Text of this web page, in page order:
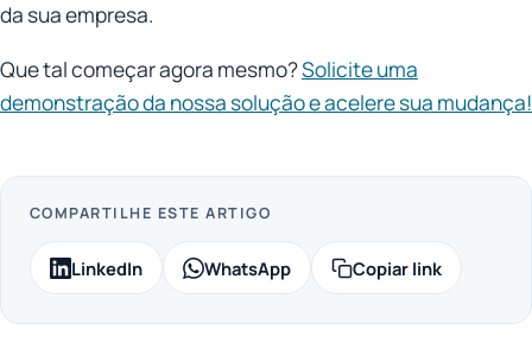
da sua empresa.
Que tal começar agora mesmo?Solicite uma
demonstração da nossa solução e acelere sua mudança!
COMPARTILHE ESTE ARTIGO
LinkedIn WhatsApp Copiar link